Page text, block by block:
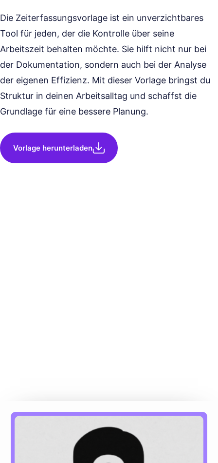
Die Zeiterfassungsvorlage ist ein unverzichtbares
Tool für jeden, der die Kontrolle über seine
Arbeitszeit behalten möchte. Sie hilft nicht nur bei
der Dokumentation, sondern auch bei der Analyse
der eigenen Effizienz. Mit dieser Vorlage bringst du
Struktur in deinen Arbeitsalltag und schaffst die
Grundlage für eine bessere Planung.
Vorlage herunterladen